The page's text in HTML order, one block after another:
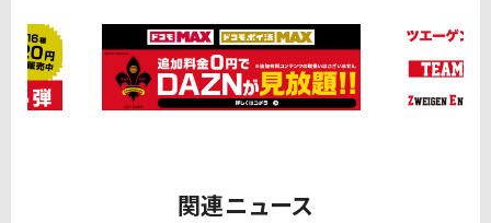
関連ニュース